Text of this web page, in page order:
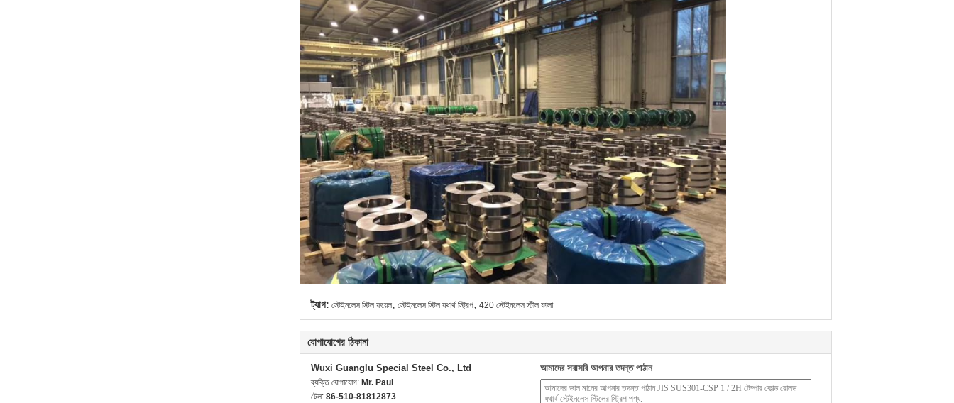
ট্যাগ: স্টেইনলেস স্টিল ফয়েল, স্টেইনলেস স্টিল যথার্থ স্ট্রিপ, 420 স্টেইনলেস স্টীল ফালা
যোগাযোগের ঠিকানা
Wuxi Guanglu Special Steel Co., Ltd
ব্যক্তি যোগাযোগ: Mr. Paul
টেল: 86-510-81812873
আমাদের সরাসরি আপনার তদন্ত পাঠান